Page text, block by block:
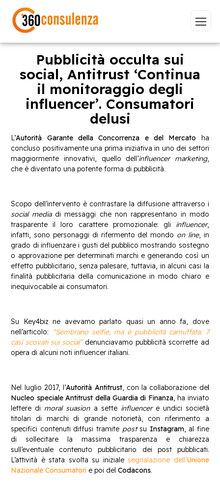
Vai
GDPR NIS2 Bandi ISO 27001
Sviluppo software BeeProd
Pubblicità occulta sui
social, Antitrust ‘Continua
il monitoraggio degli
influencer’. Consumatori
delusi
L’Autorità Garante della Concorrenza e del Mercato ha
concluso positivamente una prima iniziativa in uno dei settori
maggiormente innovativi, quello dell’influencer marketing,
che è diventato una potente forma di pubblicità.
Scopo dell’intervento è contrastare la diffusione attraverso i
social mediadi messaggi che non rappresentano in modo
trasparente il loro carattere promozionale: gli influencer,
infatti, sono personaggi di rifermento del mondo on line, in
grado di influenzare i gusti del pubblico mostrando sostegno
o approvazione per determinati marchi e generando così un
effetto pubblicitario, senza palesare, tuttavia, in alcuni casi la
finalità pubblicitaria della comunicazione in modo chiaro e
inequivocabile ai consumatori.
Su Key4biz ne avevamo parlato quasi un anno fa, dove
nell’articolo:
“Sembrano selfie, ma è pubblicità camuffata: 7
casi scovati sui social” denunciavamo pubblicità scorrette ad
opera di alcuni noti influencer italiani.
Nel luglio 2017, l’Autorità Antitrust, con la collaborazione del
Nucleo speciale Antitrust della Guardia di Finanza, ha inviato
lettere di moral suasiona sette influencere undici società
titolari di marchi di grande notorietà, con riferimento a
specifici contenuti diffusi tramite postsu Instagram, al fine
di sollecitare la massima trasparenza e chiarezza
sull’eventuale contenuto pubblicitario dei post pubblicati.
L’attività è stata svolta su inizialesegnalazione dell’Unione
Nazionale Consumatori e poi delCodacons.